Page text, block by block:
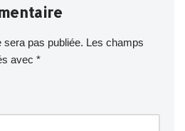
sera pas publiée. Les champs
avec *